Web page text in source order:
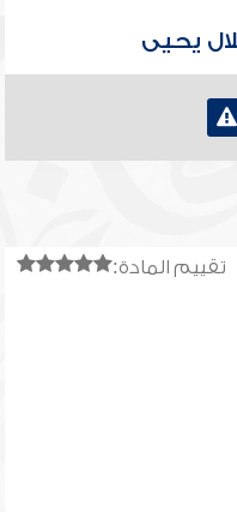
يحيى
تقييم المادة: